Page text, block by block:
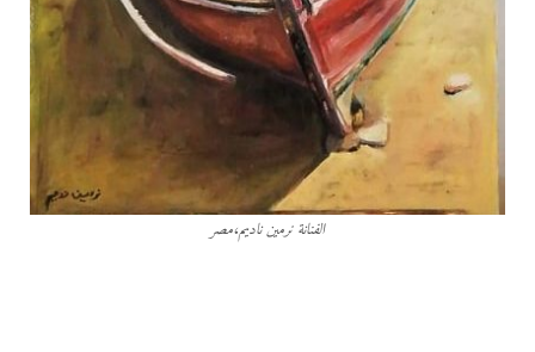
الفنانة نرمين ناديم،مصر